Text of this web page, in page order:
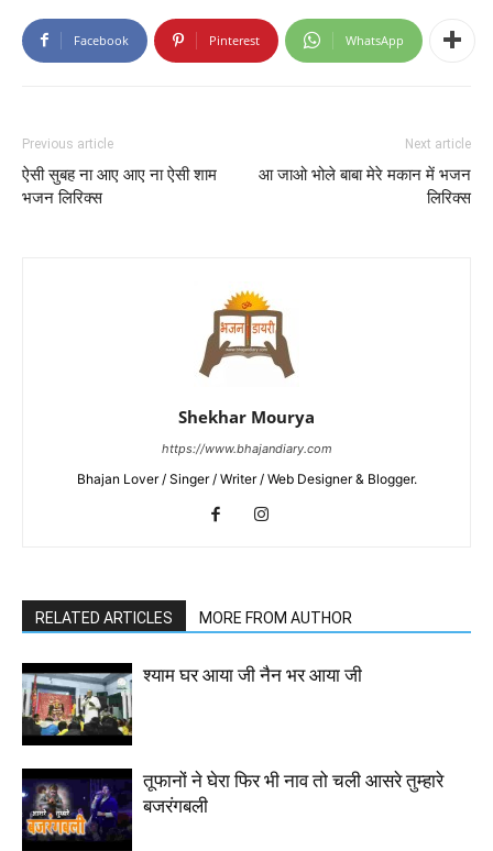
Facebook Pinterest WhatsApp
Previous article
ऐसी सुबह ना आए आए ना ऐसी शाम
भजन लिरिक्स
Next article
आ जाओ भोले बाबा मेरे मकान में भजन
लिरिक्स
Shekhar Mourya
https://www.bhajandiary.com
Bhajan Lover / Singer / Writer / Web Designer & Blogger.
RELATED ARTICLES MORE FROM AUTHOR
श्याम घर आया जी नैन भर आया जी
तूफानों ने घेरा फिर भी नाव तो चली आसरे तुम्हारे
बजरंगबली